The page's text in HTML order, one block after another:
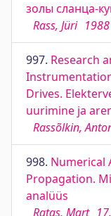
золы сланца-
Rass, Jüri 1988
997. Research
Drives.
uurimine ja
Rassõlkin,
998. Numerical
Propagation.
analüüs
Ratas, Mart